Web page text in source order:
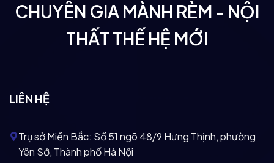
CHUYÊN GIA MÀNH RÈM - NỘI
THẤT THẾ HỆ MỚI
LIÊN HỆ
Trụ sở Miền Bắc: Số 51 ngõ 48/9 Hưng Thịnh, phường
Yên Sở, Thành phố Hà Nội